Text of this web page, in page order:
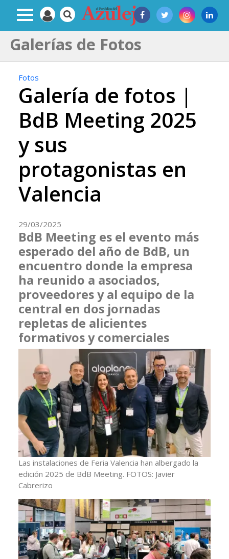
Galerías de Fotos
Fotos
Galería de fotos |
BdB Meeting 2025
y sus
protagonistas en
Valencia
29/03/2025
BdB Meeting es el evento más
esperado del año de BdB, un
encuentro donde la empresa
ha reunido a asociados,
proveedores y al equipo de la
central en dos jornadas
repletas de alicientes
formativos y comerciales
Las instalaciones de Feria Valencia han albergado la
edición 2025 de BdB Meeting. FOTOS: Javier
Cabrerizo